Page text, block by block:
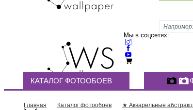
Мы в соцсетях:
КАТАЛОГ ФОТООБОЕВ
Главная Каталог фотообоев ★ Акварельные